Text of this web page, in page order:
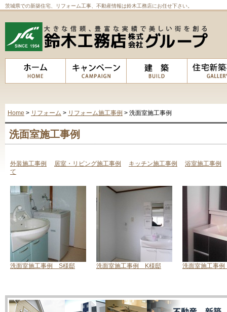
茨城県での新築住宅、リフォーム工事、不動産情報は鈴木工務店にお任せ下さい。
Home > リフォーム > リフォーム施工事例 > 洗面室施工事例
洗面室施工事例
外装施工事例 居室・リビング施工事例 キッチン施工事例
浴室施工事例
て
洗面室施工事例 S様邸 洗面室施工事例 K様邸 洗面室施工事